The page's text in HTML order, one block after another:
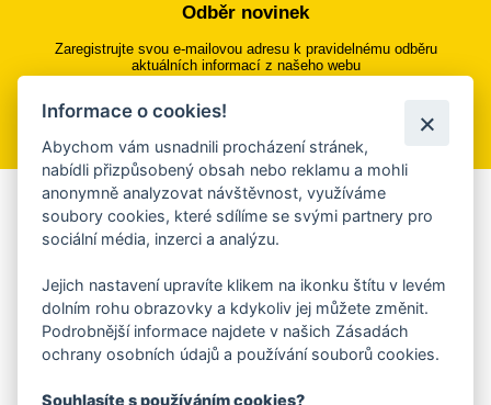
Odběr novinek
Zaregistrujte svou e-mailovou adresu k pravidelnému odběru
aktuálních informací z našeho webu
Přihlásit se k odběru
Aplikace Mobilní rozhlas
Chcete dostávat do svého mobilu či mailu upozornění na
ankety, pozvánky na kulturní a sportovní akce?
Více informací o aplikaci
Informace o cookies!
Abychom vám usnadnili procházení stránek,
nabídli přizpůsobený obsah nebo reklamu a mohli
anonymně analyzovat návštěvnost, využíváme
soubory cookies, které sdílíme se svými partnery pro
sociální média, inzerci a analýzu.
Jejich nastavení upravíte klikem na ikonku štítu v levém
dolním rohu obrazovky a kdykoliv jej můžete změnit.
Podrobnější informace najdete v našich Zásadách
ochrany osobních údajů a používání souborů cookies.
Souhlasíte s používáním cookies?